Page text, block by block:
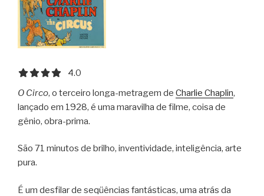
4.0 out of 5.0 stars
4.0
O Circo, o terceiro longa-metragem de Charlie Chaplin,
lançado em 1928, é uma maravilha de filme, coisa de
gênio, obra-prima.
São 71 minutos de brilho, inventividade, inteligência, arte
pura.
É um desfilar de seqüências fantásticas, uma atrás da